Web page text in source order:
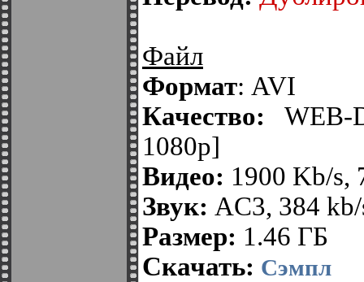
Файл
Формат: AVI
Качество:
1080p]
Видео: 1900 Kb/s,
Звук: AC3, 384
Размер: 1.46 ГБ
Скачать: Сэмпл